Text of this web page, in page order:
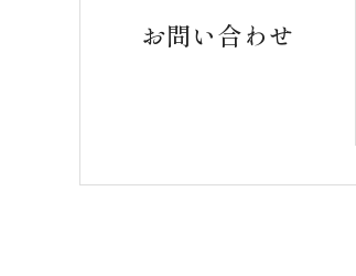
お問い合わせ